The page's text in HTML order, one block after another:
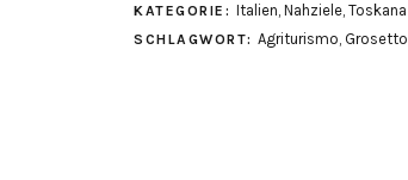
KATEGORIE: Italien, Nahziele, Toskana
SCHLAGWORT: Agriturismo, Grosetto